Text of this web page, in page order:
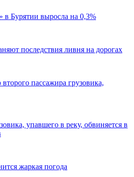
в Бурятии выросла на 0,3%
последствия ливня на дорогах
пассажира грузовика,
упавшего в реку, обвиняется в
жаркая погода